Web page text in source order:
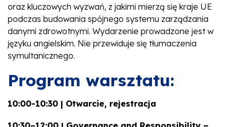
oraz kluczowych wyzwań, z jakimi mierzą się kraje UE
podczas budowania spójnego systemu zarządzania
danymi zdrowotnymi. Wydarzenie prowadzone jest w
języku angielskim. Nie przewiduje się tłumaczenia
symultanicznego.
Program warsztatu:
10:00-10:30 | Otwarcie, rejestracja